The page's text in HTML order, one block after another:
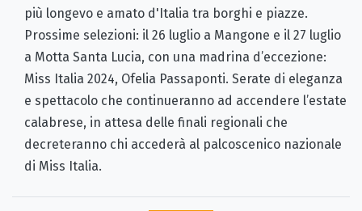
più longevo e amato d'Italia tra borghi e piazze.
Prossime selezioni: il 26 luglio a Mangone e il 27 luglio
a Motta Santa Lucia, con una madrina d’eccezione:
Miss Italia 2024, Ofelia Passaponti. Serate di eleganza
e spettacolo che continueranno ad accendere l’estate
calabrese, in attesa delle finali regionali che
decreteranno chi accederà al palcoscenico nazionale
di Miss Italia.